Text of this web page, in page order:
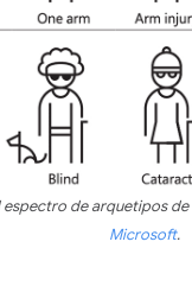
espectro de arquetipos de
Microsoft.